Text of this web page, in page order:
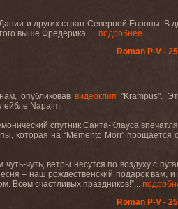
и других стран Северной Европы. В
выше Фредерика. ... подробнее
Roman P-V -
опубликоваввидеоклип "Krampus".
Napalm.
спутник Санта-Клауса
которая на “Memento Mori” прощается
чуть-чуть, ветры несутся по воздуху с
– наш рождественский подарок вам,
Всем счастливых праздников!”...
Roman P-V -